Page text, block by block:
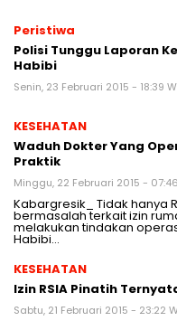
Peristiwa
Polisi Tunggu Laporan
Habibi
Senin, 23 Februari 2015 - 18:39
KESEHATAN
Waduh Dokter Yang
Praktik
Minggu, 22 Februari 2015 -
Kabargresik_ Tidak hanya
bermasalah terkait izin
melakukan tindakan
Habibi…
KESEHATAN
Izin RSIA Pinatih
Sabtu, 21 Februari 2015 - 23:22